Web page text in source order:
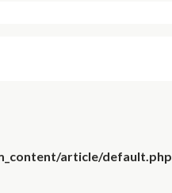
article/default.php